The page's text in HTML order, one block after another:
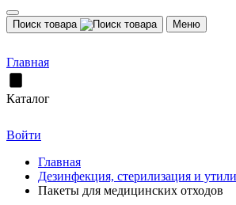
Поиск товара Меню
Главная
Каталог
Войти
Главная
Дезинфекция, стерилизация и
Пакеты для медицинских отходов